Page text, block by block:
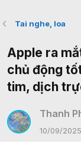
Tai nghe, loa
Apple ra
chủ động
tim, dịch
Thanh
10/09/2025